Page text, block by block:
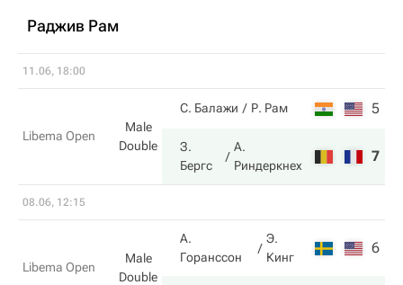
Раджив Рам
11.06, 18:00
Libema Open
Male
Double
С. Балажи Р. Рам 5
З.
Бергс
А.
Риндеркнех
7
08.06, 12:15
Libema Open
Male
Double
А.
Горанссон
Э.
Кинг
6